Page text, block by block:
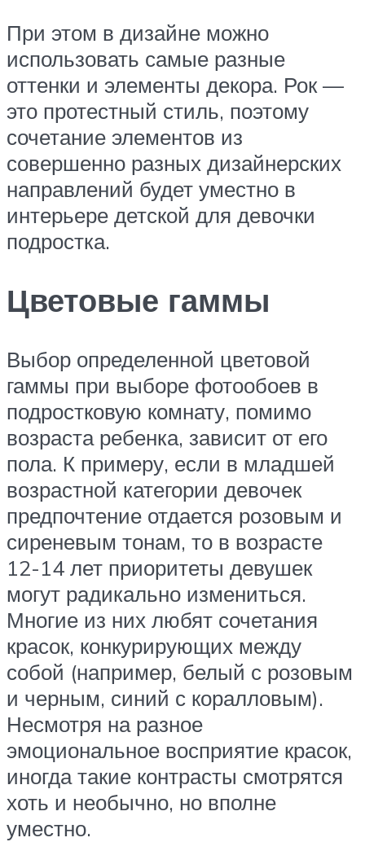
При этом в дизайне можно
использовать самые разные
оттенки и элементы декора. Рок —
это протестный стиль, поэтому
сочетание элементов из
совершенно разных дизайнерских
направлений будет уместно в
интерьере детской для девочки
подростка.
Цветовые гаммы
Выбор определенной цветовой
гаммы при выборе фотообоев в
подростковую комнату, помимо
возраста ребенка, зависит от его
пола. К примеру, если в младшей
возрастной категории девочек
предпочтение отдается розовым и
сиреневым тонам, то в возрасте
12-14 лет приоритеты девушек
могут радикально измениться.
Многие из них любят сочетания
красок, конкурирующих между
собой (например, белый с розовым
и черным, синий с коралловым).
Несмотря на разное
эмоциональное восприятие красок,
иногда такие контрасты смотрятся
хоть и необычно, но вполне
уместно.